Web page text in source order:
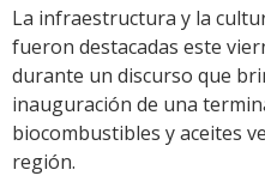
La infraestructura y la
fueron destacadas este
durante un discurso que
inauguración de una
biocombustibles y aceites
región.